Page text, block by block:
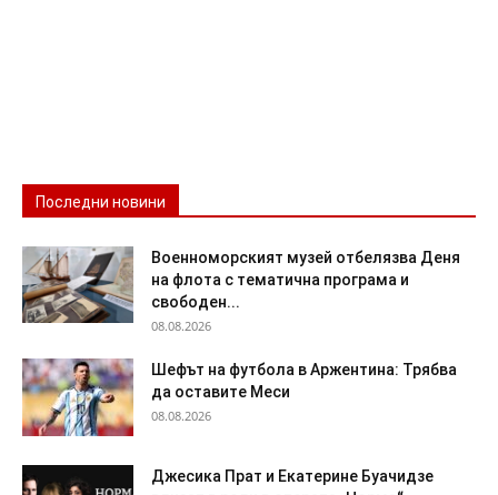
Последни новини
Военноморският музей отбелязва Деня
на флота с тематична програма и
свободен...
08.08.2026
Шефът на футбола в Аржентина: Трябва
да оставите Меси
08.08.2026
Джесика Прат и Екатерине Буачидзе